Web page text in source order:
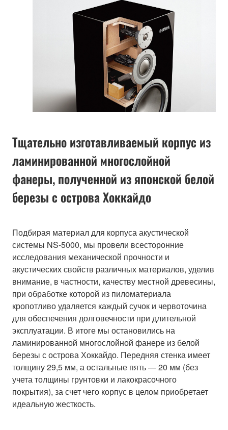
Тщательно изготавливаемый корпус из
ламинированной многослойной
фанеры, полученной из японской белой
березы с острова Хоккайдо
Подбирая материал для корпуса акустической
системы NS-5000, мы провели всесторонние
исследования механической прочности и
акустических свойств различных материалов, уделив
внимание, в частности, качеству местной древесины,
при обработке которой из пиломатериала
кропотливо удаляется каждый сучок и червоточина
для обеспечения долговечности при длительной
эксплуатации. В итоге мы остановились на
ламинированной многослойной фанере из белой
березы с острова Хоккайдо. Передняя стенка имеет
толщину 29,5 мм, а остальные пять — 20 мм (без
учета толщины грунтовки и лакокрасочного
покрытия), за счет чего корпус в целом приобретает
идеальную жесткость.